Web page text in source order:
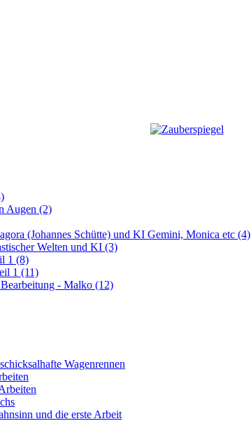
Augen (2)
(Johannes Schütte) und KI Gemini, Monica etc (4)
Welten und KI (3)
1 (8)
1 (11)
- Malko (12)
Wagenrennen
und die erste Arbeit